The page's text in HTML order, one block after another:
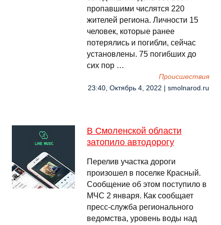
пропавшими числятся 220
жителей региона. Личности 15
человек, которые ранее
потерялись и погибли, сейчас
установлены. 75 погибших до
сих пор …
Происшествия
23:40, Октябрь 4, 2022 | smolnarod.ru
В Смоленской области
затопило автодорогу
Перелив участка дороги
произошел в поселке Красный.
Сообщение об этом поступило в
МЧС 2 января. Как сообщает
пресс-служба регионального
ведомства, уровень воды над